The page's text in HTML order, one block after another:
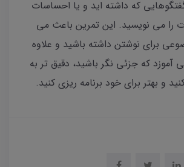
گفتگوهایی که داشته اید و یا احساسات
را می نویسید. این تمرین باعث می
برای نوشتن داشته باشید و علاوه
آموزد که جزئی نگر باشید، دقیق تر به
و بهتر برای خود برنامه ریزی کنید‌.